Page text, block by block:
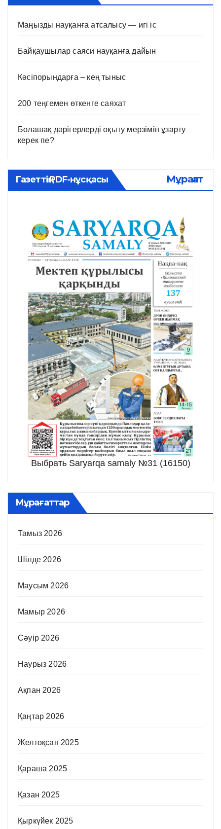
Маңызды науқанға атсалысу — игі іс
Байқаушылар саяси науқанға дайын
Кәсіпорындарға – кең тыныс
200 теңгемен өткенге саяхат
Болашақ дәрігерлерді оқыту мерзімін ұзарту
керек пе?
Газеттің PDF-нұсқасы Мұрағат
Выбрать Saryarqa samaly №31 (16150)
Мұрағаттар
Тамыз 2026
Шілде 2026
Маусым 2026
Мамыр 2026
Сәуір 2026
Наурыз 2026
Ақпан 2026
Қаңтар 2026
Желтоқсан 2025
Қараша 2025
Қазан 2025
Қыркүйек 2025